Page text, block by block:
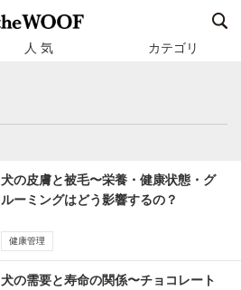
人 気 カテゴリ
犬の皮膚と被毛〜栄養・健康状態・グ
ルーミングはどう影響するの？
健康管理
犬の需要と寿命の関係〜チョコレート